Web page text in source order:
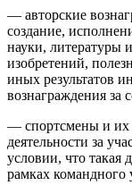
— авторские
создание,
науки, литературы
изобретений,
иных результатов
вознаграждения за
— спортсмены и их
деятельности за
условии, что такая
рамках командного